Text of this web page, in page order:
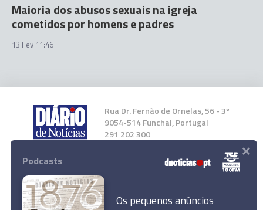
Maioria dos abusos sexuais na igreja
cometidos por homens e padres
13 Fev 11:46
Rua Dr. Fernão de Ornelas, 56 - 3º
9054-514 Funchal, Portugal
291 202 300
Instale a nossa App
Podcasts
Os pequenos anúncios
×